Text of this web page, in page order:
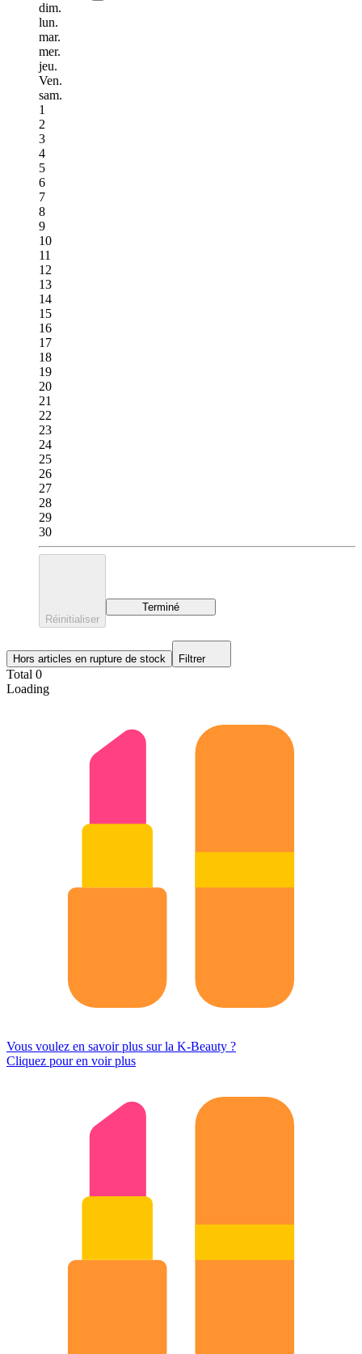
dim.
lun.
mar.
mer.
jeu.
Ven.
sam.
1
2
3
4
5
6
7
8
9
10
11
12
13
14
15
16
17
18
19
20
21
22
23
24
25
26
27
28
29
30
Réinitialiser
Terminé
Hors articles en rupture de stock Filtrer
Total 0
Loading
Vous voulez en savoir plus sur la K-Beauty ?
Cliquez pour en voir plus